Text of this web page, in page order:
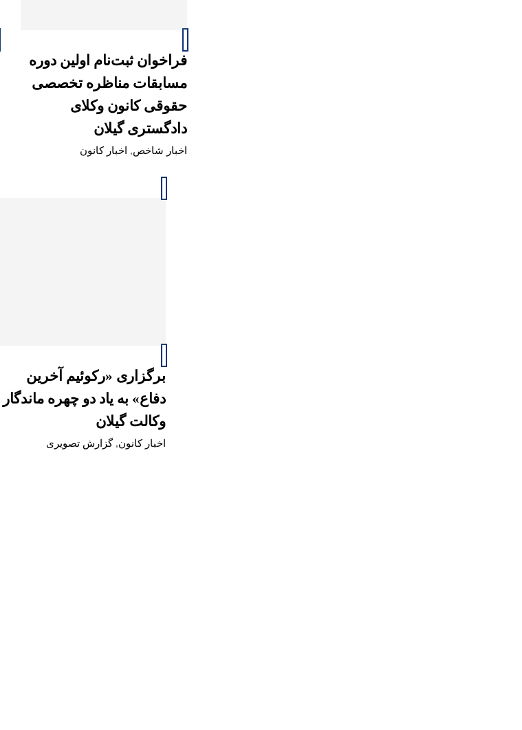
فراخوان ثبت‌نام اولین دوره
مسابقات مناظره تخصصی
حقوقی کانون وکلای
دادگستری گیلان
اخبار شاخص, اخبار کانون
برگزاری «رکوئیم آخرین
دفاع» به یاد دو چهره ماندگار
وکالت گیلان
اخبار کانون,گزارش تصویری